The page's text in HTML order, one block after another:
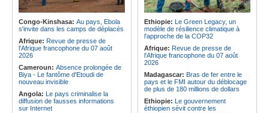
maintien ?
Afrique:Partenariat Afrique-Monde
arabe - Des mesures adoptées pour
relancer la coopération
Afrique:S&P confirme que le cadre
de financement durable de Shelter
internationales
responsables à Cuando appelés à
faire preuve de plus de dynamisme
Angola:L'économie angolaise a
surmonté une longue phase de
contraction, selon le ministre
Massano
Congo-Kinshasa: Au pays, Ebola
s'invite dans les camps de déplacés
Afrique: Revue de presse de
l'Afrique francophone du 07 août
2026
Cameroun: Absence prolongée de
Biya - Le fantôme d'Etoudi de
nouveau invisible
Angola: Le pays criminalise la
diffusion de fausses informations
sur Internet
Ethiopie: Le Green Legacy, un
modèle de résilience climatique à
l'approche de la COP32
Afrique: Revue de presse de
l'Afrique francophone du 07 août
2026
Madagascar: Bras de fer entre le
pays et le FMI autour du déblocage
de plus de 180 millions de dollars
Ethiopie: Le gouvernement
éthiopien sévit contre les